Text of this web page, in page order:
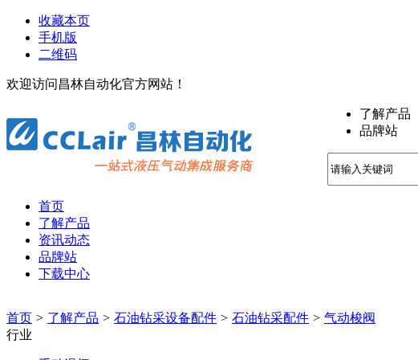
收藏本页
手机版
二维码
欢迎访问昌林自动化官方网站！
了解产品
品牌站
首页
了解产品
资讯动态
品牌站
下载中心
首页 > 了解产品 > 石油钻采设备配件 > 石油钻采配件 > 气动梭阀
行业